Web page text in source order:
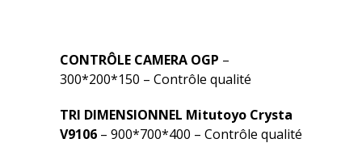
CONTRÔLE CAMERA OGP –
300*200*150 – Contrôle qualité
TRI DIMENSIONNEL Mitutoyo Crysta
V9106 – 900*700*400 – Contrôle qualité